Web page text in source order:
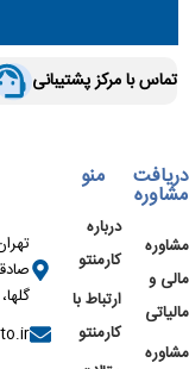
تماس با مرکز پشتیبانی
دریافت
مشاوره
مشاوره
مالی و
مالیاتی
مشاوره
منو
درباره
کارمنتو
ارتباط با
کارمنتو
گلها، پلاک ۳،